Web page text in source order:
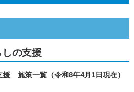
の支援
施策一覧（令和8年4月1日現在）